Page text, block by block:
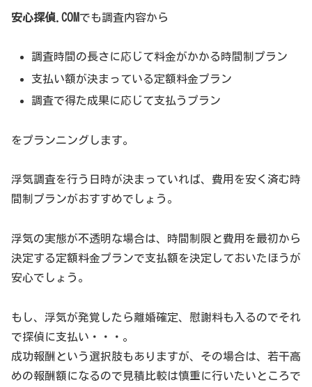
安心探偵.COMでも調査内容から
調査時間の長さに応じて料金がかかる時間制プラン
支払い額が決まっている定額料金プラン
調査で得た成果に応じて支払うプラン
をプランニングします。
浮気調査を行う日時が決まっていれば、費用を安く済む時
間制プランがおすすめでしょう。
浮気の実態が不透明な場合は、時間制限と費用を最初から
決定する定額料金プランで支払額を決定しておいたほうが
安心でしょう。
もし、浮気が発覚したら離婚確定、慰謝料も入るのでそれ
で探偵に支払い・・・。
成功報酬という選択肢もありますが、その場合は、若干高
めの報酬額になるので見積比較は慎重に行いたいところで